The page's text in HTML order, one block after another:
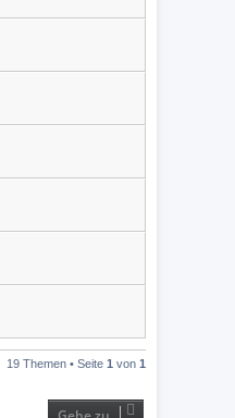
19 Themen • Seite 1 von 1